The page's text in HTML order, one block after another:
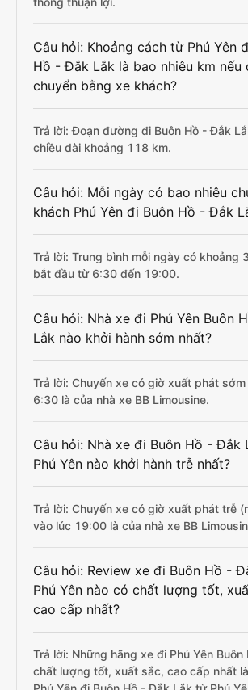
Câu hỏi: Khoảng cách từ Phú Yên
Hồ - Đắk Lắk là bao nhiêu km nếu
chuyển bằng xe khách?
Trả lời: Đoạn đường đi Buôn Hồ - Đắk
chiều dài khoảng 118 km.
Câu hỏi: Mỗi ngày có bao nhiêu
khách Phú Yên đi Buôn Hồ - Đắk
Trả lời: Trung bình mỗi ngày có khoảng
bắt đầu từ 6:30 đến 19:00.
Câu hỏi: Nhà xe đi Phú Yên Buôn
Lắk nào khởi hành sớm nhất?
Trả lời: Chuyến xe có giờ xuất phát
6:30 là của nhà xe BB Limousine.
Câu hỏi: Nhà xe đi Buôn Hồ - Đắk
Phú Yên nào khởi hành trễ nhất?
Trả lời: Chuyến xe có giờ xuất phát trễ
vào lúc 19:00 là của nhà xe BB
Câu hỏi: Review xe đi Buôn Hồ -
Phú Yên nào có chất lượng tốt,
cao cấp nhất?
Trả lời: Những hãng xe đi Phú Yên
chất lượng tốt, xuất sắc, cao cấp nhất